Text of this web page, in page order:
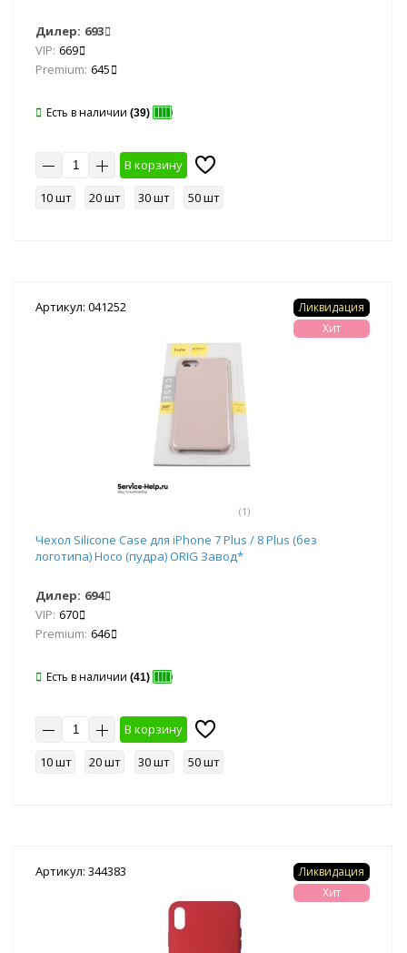
Дилер: 693
VIP: 669
Premium: 645
Есть в наличии (39)
В корзину
10 шт
20 шт 30 шт 50 шт
Артикул: 041252
(1)
Ликвидация
Хит
Чехол Silicone Case для iPhone 7 Plus / 8 Plus (без
логотипа) Hoco (пудра) ORIG Завод*
Дилер: 694
VIP: 670
Premium: 646
Есть в наличии (41)
В корзину
10 шт
20 шт 30 шт 50 шт
Артикул: 344383
Ликвидация
Хит